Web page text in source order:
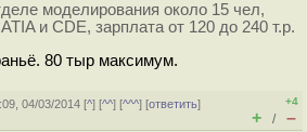
моделирования около 15 чел,
и CDE, зарплата от 120 до 240 т.р.
80 тыр максимум.
04/03/2014 [^] [^^] [^^^] [ответить]
+4
+ / –